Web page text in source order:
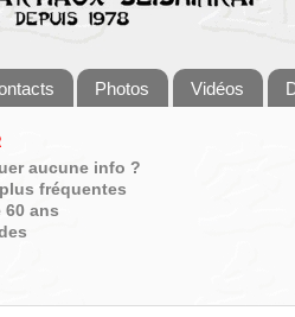
Photos Vidéos
aucune info ?
fréquentes
60 ans